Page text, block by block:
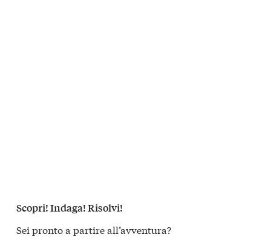
Scopri! Indaga! Risolvi!
Sei pronto a partire all’avventura?